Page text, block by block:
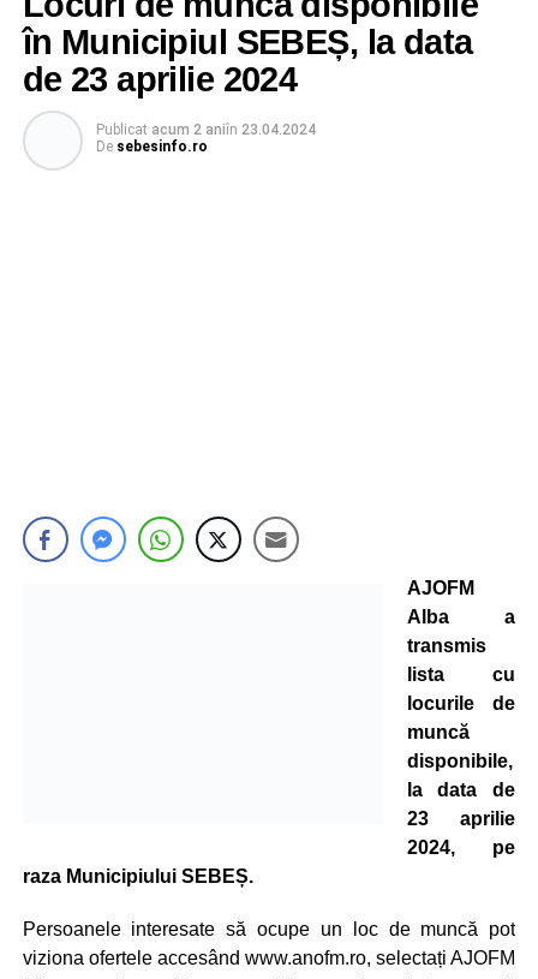
în Municipiul SEBEȘ, la data
de 23 aprilie 2024
Publicat acum 2 aniîn 23.04.2024
De sebesinfo.ro
AJOFM
Alba a
transmis
lista cu
locurile de
muncă
disponibile,
la data de
23 aprilie
2024, pe
raza Municipiului SEBEȘ.
Persoanele interesate să ocupe un loc de muncă pot
viziona ofertele accesând www.anofm.ro, selectați AJOFM